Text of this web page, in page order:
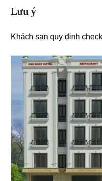
Lưu ý
Khách sạn quy định